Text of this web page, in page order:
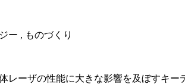
ー , ものづくり
レーザの性能に大きな影響を及ぼすキ